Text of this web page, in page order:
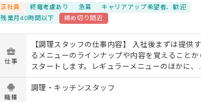
正社員 終電考慮あり 急募
キャリアアップ希望者、歓迎
残業月40時間以下
締め切り間近
仕事
【調理スタッフの仕事内容】 入社後まずは提供す
るメニューのラインナップや内容を覚えることか
スタートします。レギュラーメニューのほかに、
節の旬を使った限定メニューを提供することもあ
ますので、これまでの調理経験に加え、さまざま
職種
調理・キッチンスタッフ